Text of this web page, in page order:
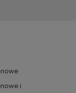
i